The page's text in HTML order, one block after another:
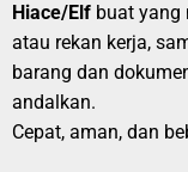
Hiace/Elf buat yang
atau rekan kerja,
barang dan
andalkan.
Cepat, aman, dan